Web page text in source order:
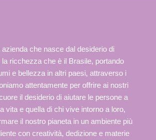
che nasce dal desiderio di
ricchezza che è il Brasile, portando
e bellezza in altri paesi, attraverso i
attentamente per offrire ai nostri
il desiderio di aiutare le persone a
vita e quella di chi vive intorno a loro,
il nostro pianeta in un ambiente più
con creatività, dedizione e materie